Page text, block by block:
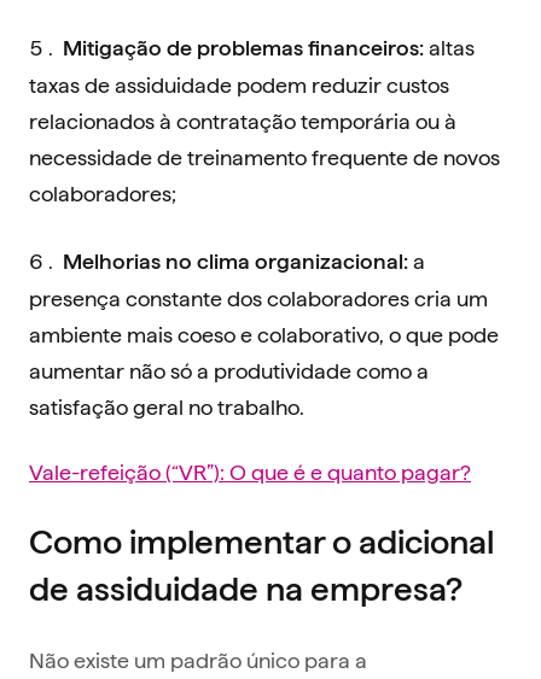
Mitigação de problemas financeiros: altas
taxas de assiduidade podem reduzir custos
relacionados à contratação temporária ou à
necessidade de treinamento frequente de novos
colaboradores;
Melhorias no clima organizacional: a
presença constante dos colaboradores cria um
ambiente mais coeso e colaborativo, o que pode
aumentar não só a produtividade como a
satisfação geral no trabalho.
Vale-refeição (“VR”): O que é e quanto pagar?
Como implementar o adicional
de assiduidade na empresa?
Não existe um padrão único para a